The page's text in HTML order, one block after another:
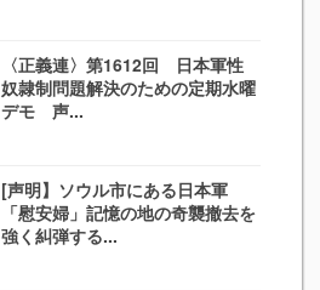
〈正義連〉第1612回 日本軍性
奴隷制問題解決のための定期水曜
デモ 声...
[声明】ソウル市にある日本軍
「慰安婦」記憶の地の奇襲撤去を
強く糾弾する...